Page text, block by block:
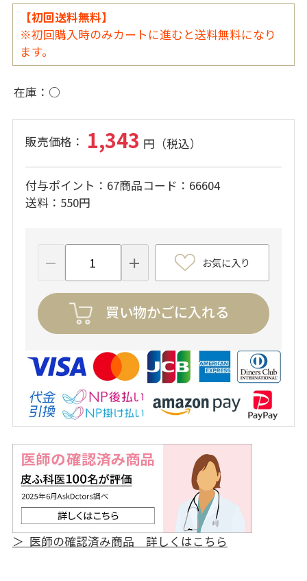
【初回送料無料】
※初回購入時のみカートに進むと送料無料になり
ます。
在庫 ○
1,343
付与ポイント 67商品コード
66604
送料
550円
お気に入り
買い物かごに入れる
＞ 医師の確認済み商品 詳しくはこちら